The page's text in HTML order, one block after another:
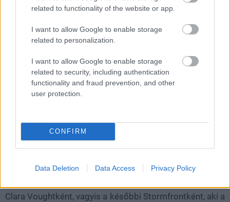
related to functionality of the website or app.
I want to allow Google to enable storage
related to personalization.
I want to allow Google to enable storage
related to security, including authentication
functionality and fraud prevention, and other
user protection.
CONFIRM
Data Deletion Data Access Privacy Policy
nézőket, középpontban Soldier Boyjal, akit ismét Jensen
amerikai hős szerepében tetszeleg, zászlólengetős
patriotizmussal és a "harcolni akarok a hazámért"
mentalitással, miközben a háttérben már javában épül a
Vought cinikus és korrupt birodalma.
hogyan jött létre az első szuperhőscsapat, amely a V-
Dye alakít, és aki a The Boys ötödik évadában Soldier
Clara Voughtként, vagyis a későbbi Stormfrontként, aki a